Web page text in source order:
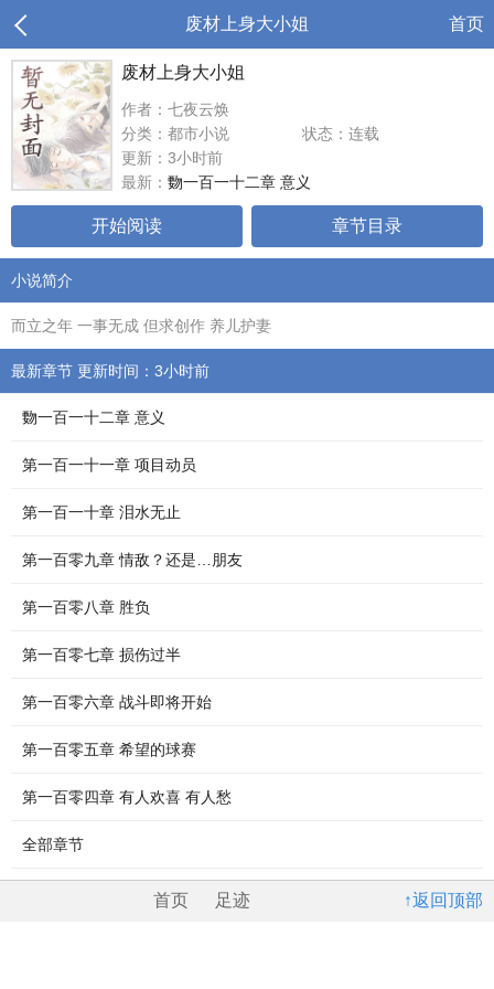
废材上身大小姐 首页
废材上身大小姐
作者：七夜云焕
分类：都市小说
状态：连载
更新：3小时前
最新： 覅一百一十二章 意义
开始阅读 章节目录
小说简介
而立之年 一事无成 但求创作 养儿护妻
最新章节 更新时间：3小时前
覅一百一十二章 意义
第一百一十一章 项目动员
第一百一十章 泪水无止
第一百零九章 情敌？还是…朋友
第一百零八章 胜负
第一百零七章 损伤过半
第一百零六章 战斗即将开始
第一百零五章 希望的球赛
第一百零四章 有人欢喜 有人愁
全部章节
↑返回顶部
首页 足迹